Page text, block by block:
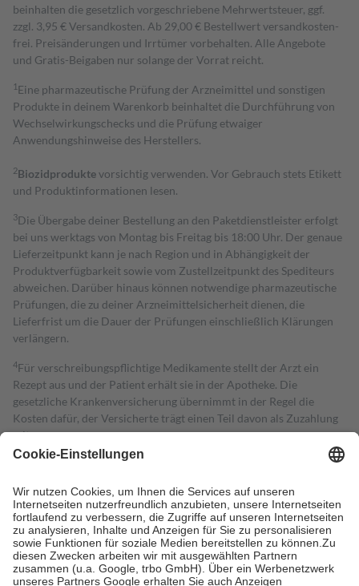
beinhalten die gesetzlich vorgeschriebene Mehrwertsteuer, ggf.
zzgl. 3,95 € Versandkosten. Ab 29,00 € Bestell­wert versand­kosten­
frei. Preisänderungen und Irrtümer vorbehalten. Alle Angebote
und Gratis-Beigaben nur solange der Vorrat reicht.
1 Eine pharmazeutische Prüfung der Arzneimittel und sonstigen
Produkte in deinem Warenkorb beinhaltet die Durchführung von
Wechselwirkungschecks und die Prüfung etwaiger
Anwendungshinweise des Herstellers.
2Biozidproduktevorsichtig verwenden. Vor Gebrauch stets Etikett
und Produktinformationen lesen.
3Die Übergabe deiner Bestellung an den Paketdienstleister erfolgt
bei uns werktags von Montag bis Freitag bis 18:00 Uhr. Der genaue
Lieferzeitpunkt kann je nach Region und in Abhängigkeit der
Produktverfügbarkeit sowie vom Zustellzeitpunkt des Spediteurs
abweichen. Darüber hinaus können notwendige pharmazeutische
Prüfungen, die zu deiner Arzneimittelsicherheit dienen, die
Lieferfrist um die Dauer der Prüfungen einschließlich Klärungen
verlängern.
4Für verschreibungspflichtige Medikamente stellt der Arzt ein
Rezept aus und der Patient erhält sie in der Apotheke. Die
gesetzliche Krankenversicherung übernimmt in der Regel die
Kosten dafür, der Versicherte trägt einen Teil davon als Zuzahlung
mit.
Grundsätzlich leisten Mitglieder Zuzahlungen in Höhe von zehn
höchstens zehn Euro.
Es sind jedoch nie mehr als die tatsächlichen
Kosten der Leistung zu entrichten.
Diese Regeln gelten grundsätzlich auch für Online-Apotheken.
Bei Heilmitteln und häuslicher Krankenpflege beträgt die
Zuzahlung zehn Prozent der Kosten sowie zehn Euro je
Verordnung.